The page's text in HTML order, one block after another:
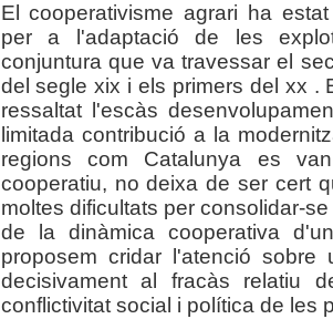
El cooperativisme agrari ha
per a l'adaptació de les
conjuntura que va travessar el
del segle xix i els primers del xx .
ressaltat l'escàs
limitada contribució a la
regions com Catalunya es
cooperatiu, no deixa de ser cert
moltes dificultats per consolidar-
de la dinàmica cooperativa
proposem cridar l'atenció
decisivament al fracàs relatiu
conflictivitat social i política de les